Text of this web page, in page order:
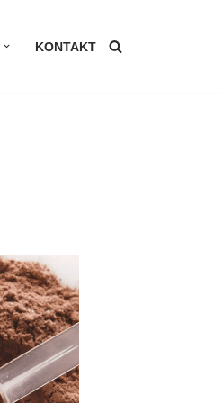
KONTAKT